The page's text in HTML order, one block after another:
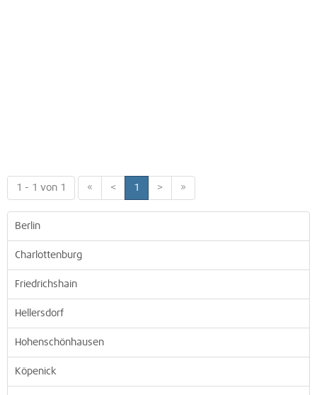
1 - 1 von 1 « < 1 > »
Berlin
Charlottenburg
Friedrichshain
Hellersdorf
Hohenschönhausen
Köpenick